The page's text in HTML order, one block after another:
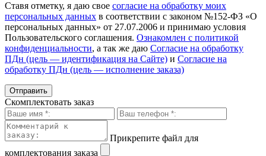
Ставя отметку, я даю свое согласие на обработку моих
персональных данных в соответствии с законом №152-ФЗ «О
персональных данных» от 27.07.2006 и принимаю условия
Пользовательского соглашения. Ознакомлен с политикой
конфиденциальности, а так же даю Согласие на обработку
ПДн (цель — идентификация на Сайте) и Согласие на
обработку ПДн (цель — исполнение заказа)
Скомплектовать заказ
Прикрепите файл для
комплектования заказа